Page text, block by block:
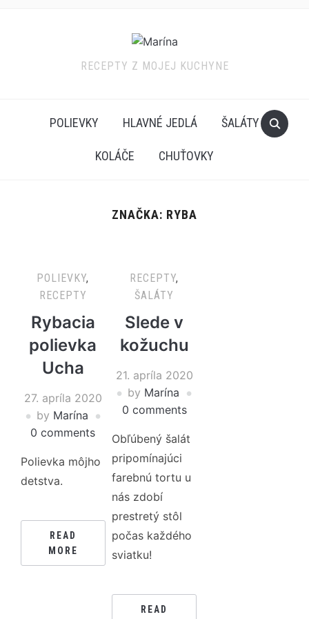
RECEPTY Z MOJEJ KUCHYNE
POLIEVKY HLAVNÉ JEDLÁ ŠALÁTY
KOLÁČE CHUŤOVKY
ZNAČKA: RYBA
POLIEVKY,
RECEPTY
Rybacia
polievka
Ucha
27. apríla 2020
by Marína
0 comments
Polievka môjho
detstva.
READ
MORE
RECEPTY,
ŠALÁTY
Slede v
kožuchu
21. apríla 2020
by Marína
0 comments
Obľúbený šalát
pripomínajúci
farebnú tortu u
nás zdobí
prestretý stôl
počas každého
sviatku!
READ